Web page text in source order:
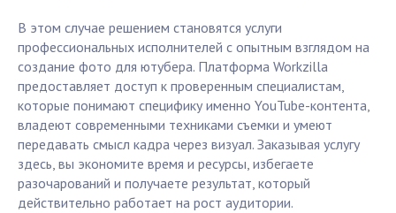
В этом случае решением становятся услуги
профессиональных исполнителей с опытным взглядом на
создание фото для ютубера. Платформа Workzilla
предоставляет доступ к проверенным специалистам,
которые понимают специфику именно YouTube-контента,
владеют современными техниками съемки и умеют
передавать смысл кадра через визуал. Заказывая услугу
здесь, вы экономите время и ресурсы, избегаете
разочарований и получаете результат, который
действительно работает на рост аудитории.